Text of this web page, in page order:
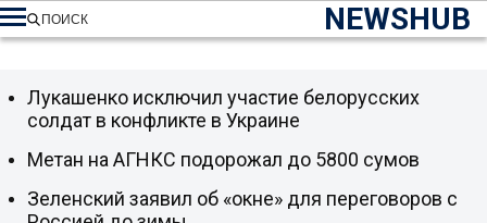
NEWSHUB
ПОИСК
Лукашенко исключил участие белорусских
солдат в конфликте в Украине
Метан на АГНКС подорожал до 5800 сумов
Зеленский заявил об «окне» для переговоров с